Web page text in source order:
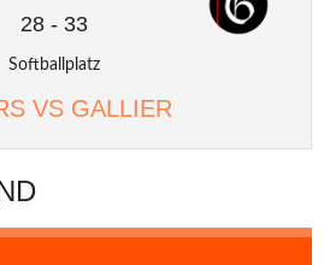
28 - 33
Softballplatz
VS GALLIER